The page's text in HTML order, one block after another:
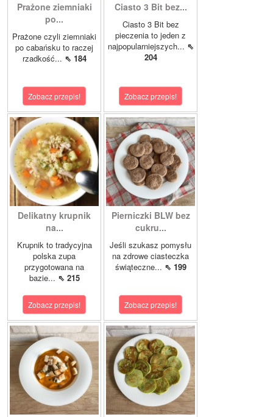
Prażone ziemniaki
po...
Prażone czyli ziemniaki
po cabańsku to raczej
rzadkość... ⇖ 184
Zobacz przepis!
Ciasto 3 Bit bez...
Ciasto 3 Bit bez
pieczenia to jeden z
najpopularniejszych... ⇖
204
Zobacz przepis!
Delikatny krupnik
na...
Krupnik to tradycyjna
polska zupa
przygotowana na
bazie... ⇖ 215
Zobacz przepis!
Pierniczki BLW bez
cukru...
Jeśli szukasz pomysłu
na zdrowe ciasteczka
świąteczne... ⇖ 199
Zobacz przepis!